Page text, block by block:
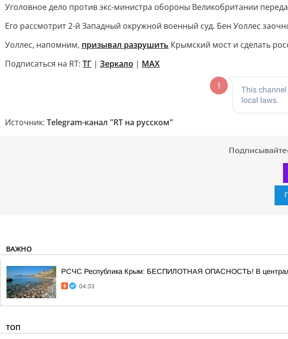
Уголовное дело против экс-министра обороны Великобритании
Его рассмотрит 2-й Западный окружной военный суд. Бен Уоллес
Уоллес, напомним, призывал разрушить Крымский мост и сделать
Подписаться на RT: ТГ | Зеркало | MAX
Источник: Telegram-канал "RT на русском"
ВАЖНО
РСЧС Республика Крым: БЕСПИЛОТНАЯ ОПАСНОСТЬ! В
04:33
ТОП